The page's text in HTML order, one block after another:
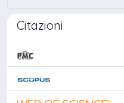
Citazioni